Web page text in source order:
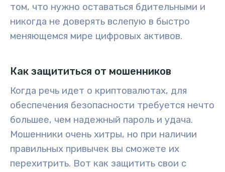
том, что нужно оставаться бдительными и
никогда не доверять вслепую в быстро
меняющемся мире цифровых активов.
Как защититься от мошенников
Когда речь идет о криптовалютах, для
обеспечения безопасности требуется нечто
большее, чем надежный пароль и удача.
Мошенники очень хитры, но при наличии
правильных привычек вы сможете их
перехитрить. Вот как защитить свои с